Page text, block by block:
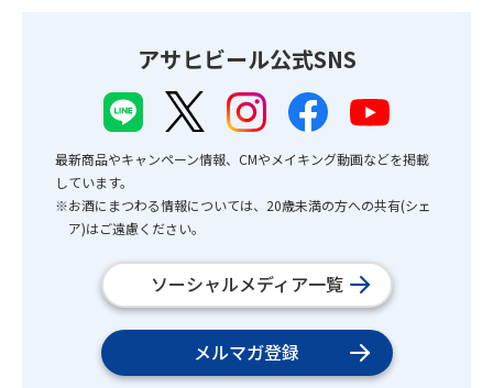
アサヒビール公式SNS
最新商品やキャンペーン情報、CMやメイキング動画などを掲載
しています。
※お酒にまつわる情報については、20歳未満の方への共有(シェ
ア)はご遠慮ください。
ソーシャルメディア一覧
メルマガ登録